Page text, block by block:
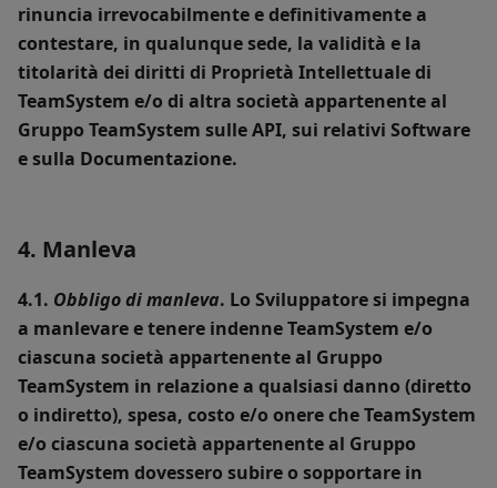
rinuncia irrevocabilmente e definitivamente a
contestare, in qualunque sede, la validità e la
titolarità dei diritti di Proprietà Intellettuale di
TeamSystem e/o di altra società appartenente al
Gruppo TeamSystem sulle API, sui relativi Software
e sulla Documentazione.
4. Manleva
4.1. Obbligo di manleva. Lo Sviluppatore si impegna
a manlevare e tenere indenne TeamSystem e/o
ciascuna società appartenente al Gruppo
TeamSystem in relazione a qualsiasi danno (diretto
o indiretto), spesa, costo e/o onere che TeamSystem
e/o ciascuna società appartenente al Gruppo
TeamSystem dovessero subire o sopportare in